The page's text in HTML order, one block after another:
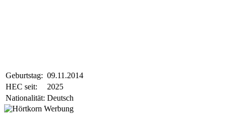
Geburtstag: 09.11.2014
HEC seit:
2025
Nationalität: Deutsch